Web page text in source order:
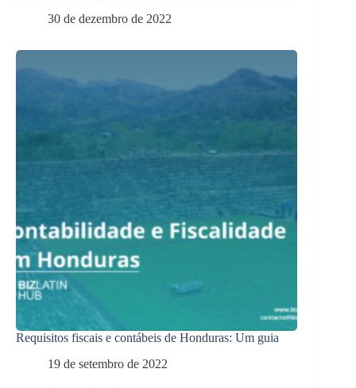
30 de dezembro de 2022
Requisitos fiscais e contábeis de Honduras: Um guia
19 de setembro de 2022